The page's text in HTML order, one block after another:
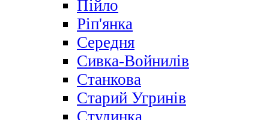
Пійло
Ріп'янка
Середня
Сивка-Войнилів
Станкова
Старий Угринів